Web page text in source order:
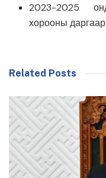
2023-2025
хорооны
Related Posts